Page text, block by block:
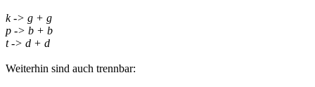
k -> g + g
p -> b + b
t -> d + d
Weiterhin sind auch trennbar: